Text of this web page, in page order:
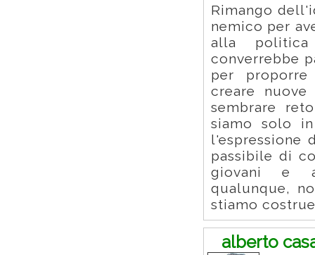
Rimango
nemico per
alla
converrebbe
per
creare
sembrare
siamo solo
l'espressione
passibile di
giovani e
qualunque,
stiamo
alberto